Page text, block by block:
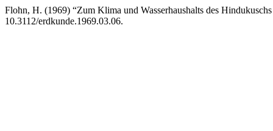
Flohn, H. (1969) “Zum Klima und Wasserhaushalts des
10.3112/erdkunde.1969.03.06.